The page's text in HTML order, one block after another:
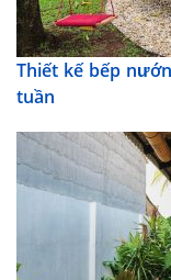
Thiết kế bếp
tuần